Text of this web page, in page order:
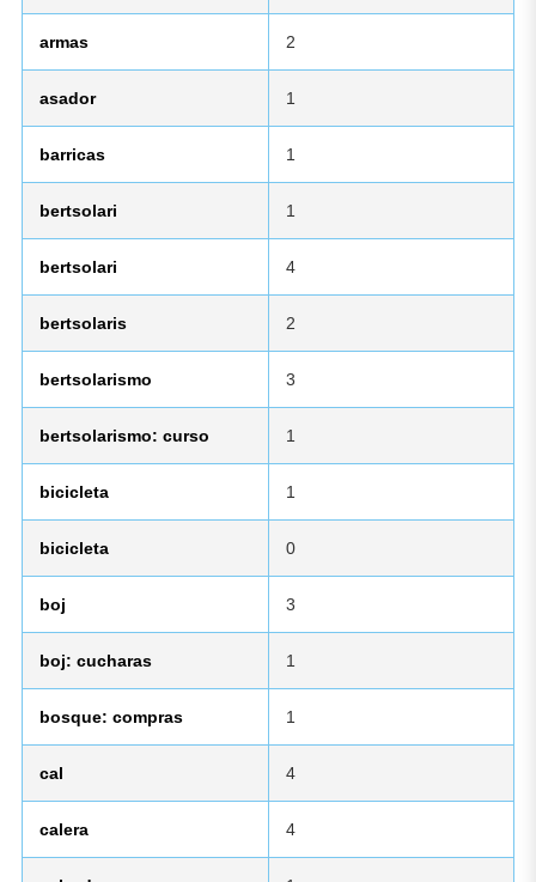
armas 2
asador 1
barricas 1
bertsolari 1
bertsolari 4
bertsolaris 2
bertsolarismo 3
bertsolarismo: curso 1
bicicleta 1
bicicleta 0
boj 3
boj: cucharas 1
bosque: compras 1
cal 4
calera 4